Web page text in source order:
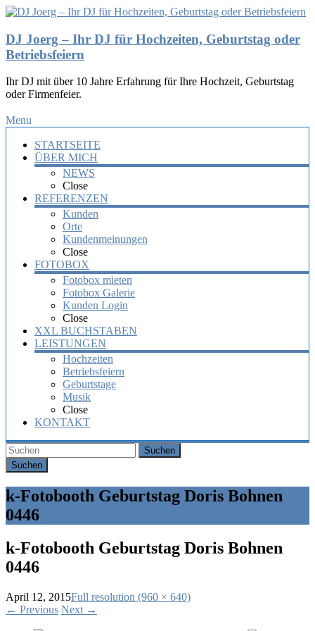
DJ Joerg – Ihr DJ für Hochzeiten, Geburtstag oder
Betriebsfeiern
Ihr DJ mit über 10 Jahre Erfahrung für Ihre Hochzeit, Geburtstag
oder Firmenfeier.
Menu
STARTSEITE
ÜBER MICH
NEWS
Close
REFERENZEN
Kunden
Orte
Kundenmeinungen
Close
FOTOBOX
Fotobox mieten
Fotobox Galerie
Kunden Login
Close
XXL BUCHSTABEN
LEISTUNGEN
Hochzeiten
Betriebsfeiern
Geburtstage
Musik
Close
KONTAKT
Suchen
k-Fotobooth Geburtstag Doris Bohnen
0446
k-Fotobooth Geburtstag Doris Bohnen
0446
April 12, 2015Full resolution (960 × 640)
← Previous Next →